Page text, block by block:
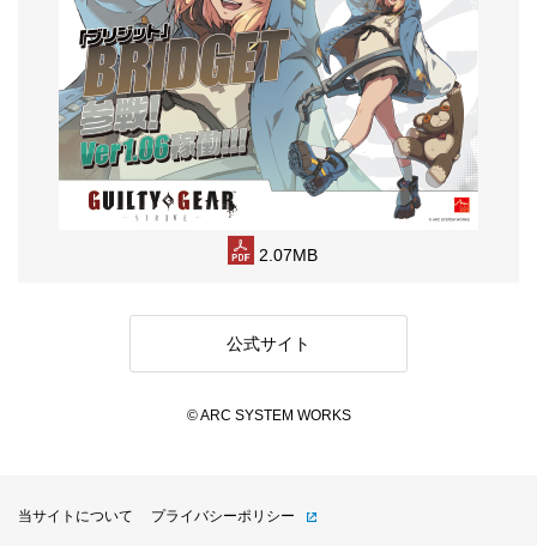
2.07MB
公式サイト
© ARC SYSTEM WORKS
当サイトについて プライバシーポリシー